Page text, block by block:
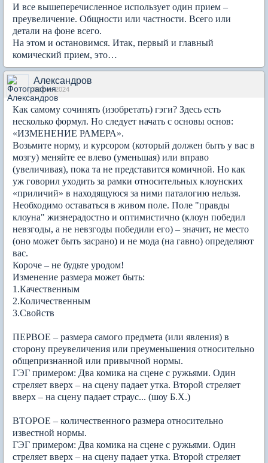
И все вышеперечисленное использует один прием –
преувеличение. Общности или частности. Всего или
детали на фоне всего.
На этом и остановимся. Итак, первый и главный
комический прием, это…
Александров
01 сен 2024
Как самому сочинять (изобретать) гэги? Здесь есть
несколько формул. Но следует начать с основы основ:
«ИЗМЕНЕНИЕ РАМЕРА».
Возьмите норму, и курсором (который должен быть у вас в
мозгу) меняйте ее влево (уменьшая) или вправо
(увеличивая), пока та не представится комичной. Но как
уж говорил уходить за рамки относительных клоунских
«приличий» в находящуюся за ними паталогию нельзя.
Необходимо оставаться в живом поле. Поле "правды
клоуна" жизнерадостно и оптимистично (клоун победил
невзгоды, а не невзгоды победили его) – значит, не место
(оно может быть засрано) и не мода (на гавно) определяют
вас.
Короче – не будьте уродом!
Изменение размера может быть:
1.Качественным
2.Количественным
3.Свойств
ПЕРВОЕ – размера самого предмета (или явления) в
сторону преувеличения или преуменьшения относительно
общепризнанной или привычной нормы.
ГЭГ примером: Два комика на сцене с ружьями. Один
стреляет вверх – на сцену падает утка. Второй стреляет
вверх – на сцену падает страус... (шоу Б.Х.)
ВТОРОЕ – количественного размера относительно
известной нормы.
ГЭГ примером: Два комика на сцене с ружьями. Один
стреляет вверх – на сцену падает утка. Второй стреляет